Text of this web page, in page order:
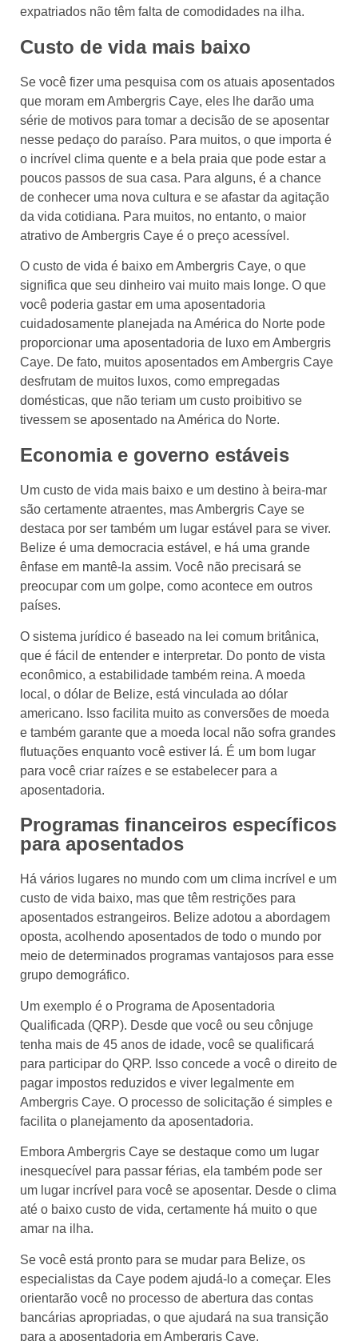
expatriados não têm falta de comodidades na ilha.
Custo de vida mais baixo
Se você fizer uma pesquisa com os atuais aposentados
que moram em Ambergris Caye, eles lhe darão uma
série de motivos para tomar a decisão de se aposentar
nesse pedaço do paraíso. Para muitos, o que importa é
o incrível clima quente e a bela praia que pode estar a
poucos passos de sua casa. Para alguns, é a chance
de conhecer uma nova cultura e se afastar da agitação
da vida cotidiana. Para muitos, no entanto, o maior
atrativo de Ambergris Caye é o preço acessível.
O custo de vida é baixo em Ambergris Caye, o que
significa que seu dinheiro vai muito mais longe. O que
você poderia gastar em uma aposentadoria
cuidadosamente planejada na América do Norte pode
proporcionar uma aposentadoria de luxo em Ambergris
Caye. De fato, muitos aposentados em Ambergris Caye
desfrutam de muitos luxos, como empregadas
domésticas, que não teriam um custo proibitivo se
tivessem se aposentado na América do Norte.
Economia e governo estáveis
Um custo de vida mais baixo e um destino à beira-mar
são certamente atraentes, mas Ambergris Caye se
destaca por ser também um lugar estável para se viver.
Belize é uma democracia estável, e há uma grande
ênfase em mantê-la assim. Você não precisará se
preocupar com um golpe, como acontece em outros
países.
O sistema jurídico é baseado na lei comum britânica,
que é fácil de entender e interpretar. Do ponto de vista
econômico, a estabilidade também reina. A moeda
local, o dólar de Belize, está vinculada ao dólar
americano. Isso facilita muito as conversões de moeda
e também garante que a moeda local não sofra grandes
flutuações enquanto você estiver lá. É um bom lugar
para você criar raízes e se estabelecer para a
aposentadoria.
Programas financeiros específicos
para aposentados
Há vários lugares no mundo com um clima incrível e um
custo de vida baixo, mas que têm restrições para
aposentados estrangeiros. Belize adotou a abordagem
oposta, acolhendo aposentados de todo o mundo por
meio de determinados programas vantajosos para esse
grupo demográfico.
Um exemplo é o Programa de Aposentadoria
Qualificada (QRP). Desde que você ou seu cônjuge
tenha mais de 45 anos de idade, você se qualificará
para participar do QRP. Isso concede a você o direito de
pagar impostos reduzidos e viver legalmente em
Ambergris Caye. O processo de solicitação é simples e
facilita o planejamento da aposentadoria.
Embora Ambergris Caye se destaque como um lugar
inesquecível para passar férias, ela também pode ser
um lugar incrível para você se aposentar. Desde o clima
até o baixo custo de vida, certamente há muito o que
amar na ilha.
Se você está pronto para se mudar para Belize, os
especialistas da Caye podem ajudá-lo a começar. Eles
orientarão você no processo de abertura das contas
bancárias apropriadas, o que ajudará na sua transição
para a aposentadoria em Ambergris Caye.